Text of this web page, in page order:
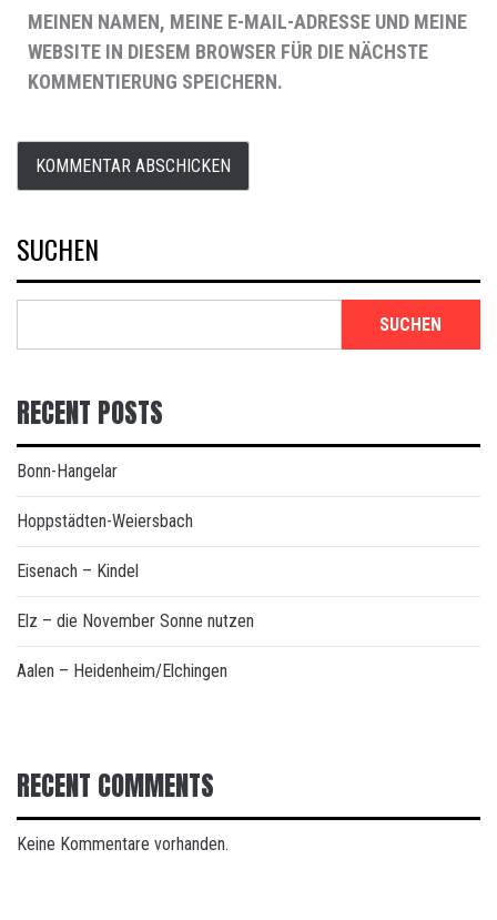
MEINEN NAMEN, MEINE E-MAIL-ADRESSE UND MEINE
WEBSITE IN DIESEM BROWSER FÜR DIE NÄCHSTE
KOMMENTIERUNG SPEICHERN.
SUCHEN
SUCHEN
RECENT POSTS
Bonn-Hangelar
Hoppstädten-Weiersbach
Eisenach – Kindel
Elz – die November Sonne nutzen
Aalen – Heidenheim/Elchingen
RECENT COMMENTS
Keine Kommentare vorhanden.